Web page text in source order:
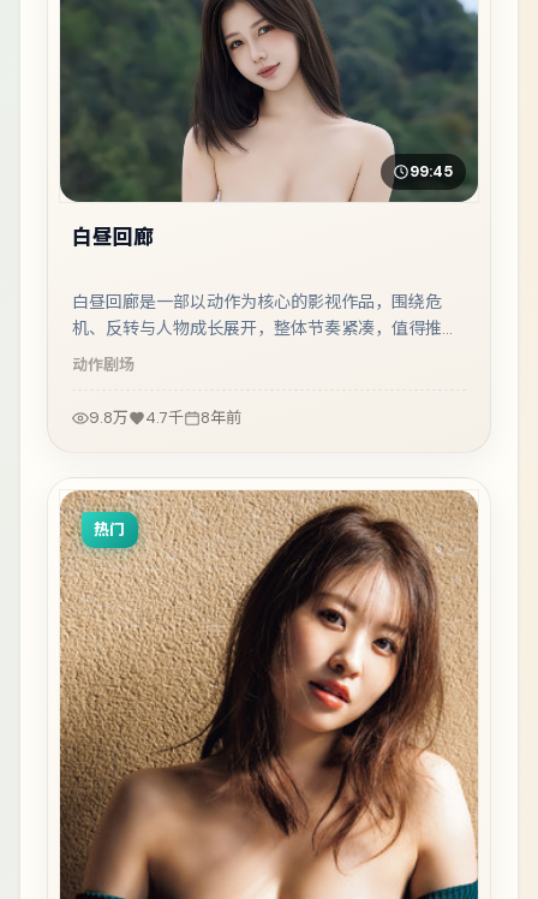
99:45
白昼回廊
白昼回廊是一部以动作为核心的影视作品，围绕危
机、反转与人物成长展开，整体节奏紧凑，值得推荐
观看。
动作剧场
9.8万 4.7千 8年前
热门